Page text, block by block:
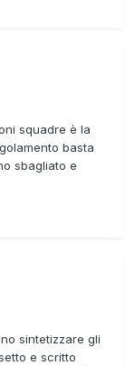
squadre è la
basta
sbagliato e
sintetizzare gli
e scritto